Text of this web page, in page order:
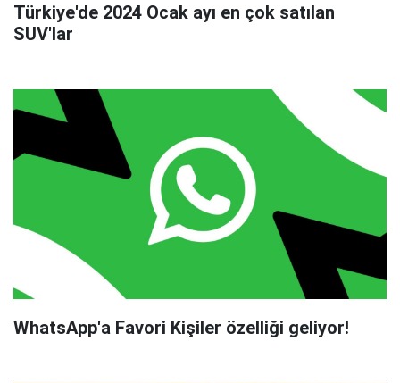
Türkiye'de 2024 Ocak ayı en çok satılan
SUV'lar
WhatsApp'a Favori Kişiler özelliği geliyor!